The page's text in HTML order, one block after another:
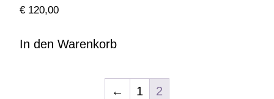
€ 120,00
In den Warenkorb
← 1 2